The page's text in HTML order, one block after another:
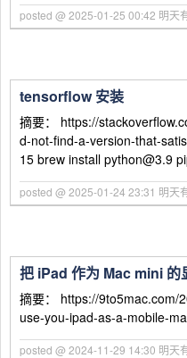
posted @ 2025-01-25 00:42 明天
tensorflow 安装
摘要： https://
d-not-find-a-version-that-
15 brew install python@3.9
posted @ 2025-01-24 23:31 明天
把 iPad 作为 Mac mini 的
摘要： https://9to5mac.com/
use-you-ipad-as-a-mobile-
posted @ 2024-11-29 14:30 明天